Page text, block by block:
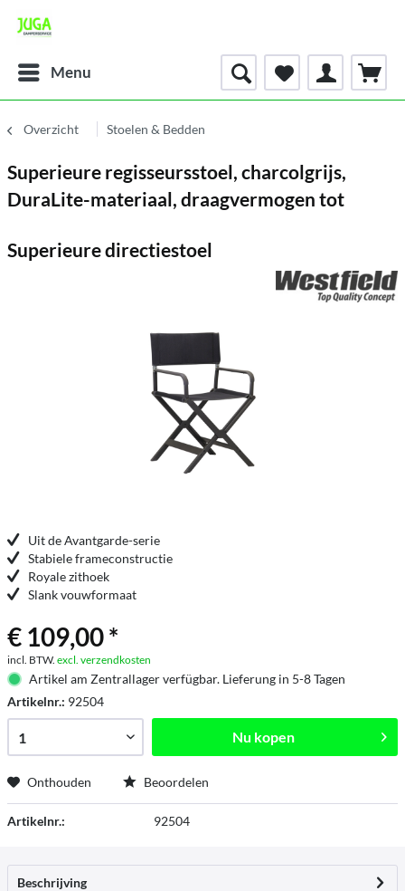
Menu
Overzicht Stoelen & Bedden
Superieure regisseursstoel, charcolgrijs,
DuraLite-materiaal, draagvermogen tot
Superieure directiestoel
Uit de Avantgarde-serie
Stabiele frameconstructie
Royale zithoek
Slank vouwformaat
€ 109,00 *
incl. BTW. excl. verzendkosten
Artikel am Zentrallager verfügbar. Lieferung in 5-8 Tagen
Artikelnr.: 92504
Nu kopen
Onthouden Beoordelen
Artikelnr.: 92504
Beschrijving